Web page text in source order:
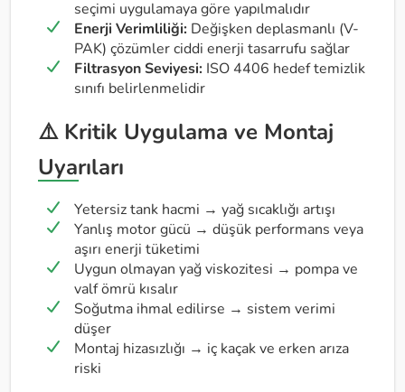
seçimi uygulamaya göre yapılmalıdır
Enerji Verimliliği: Değişken deplasmanlı (V-
PAK) çözümler ciddi enerji tasarrufu sağlar
Filtrasyon Seviyesi: ISO 4406 hedef temizlik
sınıfı belirlenmelidir
⚠️ Kritik Uygulama ve Montaj
Uyarıları
Yetersiz tank hacmi → yağ sıcaklığı artışı
Yanlış motor gücü → düşük performans veya
aşırı enerji tüketimi
Uygun olmayan yağ viskozitesi → pompa ve
valf ömrü kısalır
Soğutma ihmal edilirse → sistem verimi
düşer
Montaj hizasızlığı → iç kaçak ve erken arıza
riski